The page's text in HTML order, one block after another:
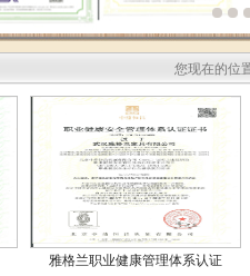
您现在的位
雅格兰职业健康管理体系认证